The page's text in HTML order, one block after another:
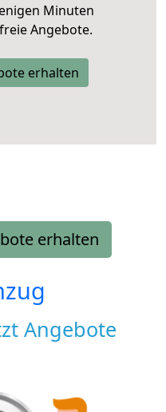
Minuten
Angebote.
erhalten
erhalten
Angebote